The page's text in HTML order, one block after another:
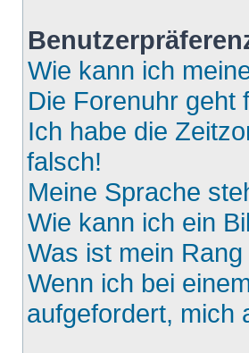
Wie kann ich
Die Forenuhr geht
Ich habe die
falsch!
Meine Sprache
Wie kann ich ein
Was ist mein
Wenn ich bei
aufgefordert, mich